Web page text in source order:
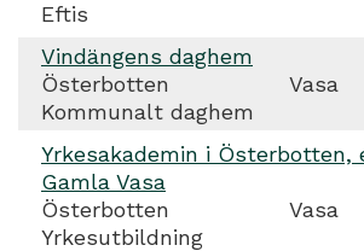
Eftis
Vindängens daghem
Österbotten
Vasa
Kommunalt daghem
Yrkesakademin i Österbotten,
Gamla Vasa
Österbotten
Vasa
Yrkesutbildning